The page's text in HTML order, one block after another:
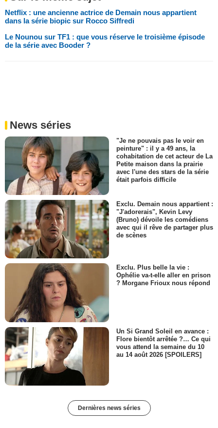
Netflix : une ancienne actrice de Demain nous appartient
dans la série biopic sur Rocco Siffredi
Le Nounou sur TF1 : que vous réserve le troisième épisode
de la série avec Booder ?
News séries
"Je ne pouvais pas le voir en
peinture" : il y a 49 ans, la
cohabitation de cet acteur de La
Petite maison dans la prairie
avec l'une des stars de la série
était parfois difficile
Exclu. Demain nous appartient :
"J'adorerais", Kevin Levy
(Bruno) dévoile les comédiens
avec qui il rêve de partager plus
de scènes
Exclu. Plus belle la vie :
Ophélie va-t-elle aller en prison
? Morgane Frioux nous répond
Un Si Grand Soleil en avance :
Flore bientôt arrêtée ?… Ce qui
vous attend la semaine du 10
au 14 août 2026 [SPOILERS]
Dernières news séries